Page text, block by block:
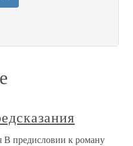
В предисловии к роману